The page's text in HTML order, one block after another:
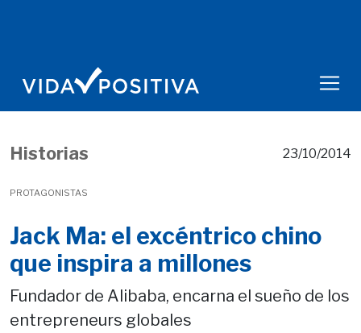
Historias
PROTAGONISTAS
23/10/2014
Jack Ma: el excéntrico chino
que inspira a millones
Fundador de Alibaba, encarna el sueño de los
entrepreneurs globales